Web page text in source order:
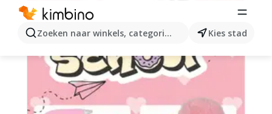
Zoeken naar winkels, categorieën, producten...
Kies stad